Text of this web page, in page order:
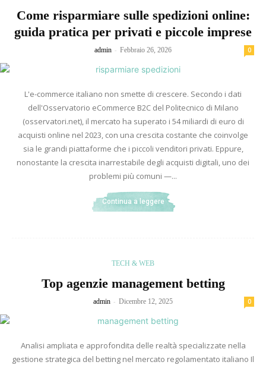
Come risparmiare sulle spedizioni online:
guida pratica per privati e piccole imprese
admin - Febbraio 26, 2026 0
L'e-commerce italiano non smette di crescere. Secondo i dati
dell'Osservatorio eCommerce B2C del Politecnico di Milano
(osservatori.net), il mercato ha superato i 54 miliardi di euro di
acquisti online nel 2023, con una crescita costante che coinvolge
sia le grandi piattaforme che i piccoli venditori privati. Eppure,
nonostante la crescita inarrestabile degli acquisti digitali, uno dei
problemi più comuni —...
Continua a leggere
TECH & WEB
Top agenzie management betting
admin - Dicembre 12, 2025 0
Analisi ampliata e approfondita delle realtà specializzate nella
gestione strategica del betting nel mercato regolamentato italiano Il